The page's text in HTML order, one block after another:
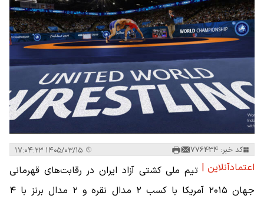
کد خبر: 776434
اعتمادآنلاین | تیم ملی کشتی آزاد ایران در رقابت‌های قهرمانی
جهان ۲۰۱۵ آمریکا با کسب ۲ مدال نقره و ۲ مدال برنز با ۴